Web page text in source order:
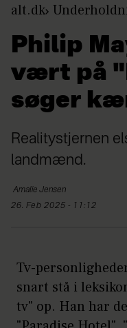
alt.dk
Philip
vært på
søger
Realitystjernen
landmænd.
Amalie Jensen
26. Feb 2025 - 11:12
Tv-
snart stå i
tv" op. Han har